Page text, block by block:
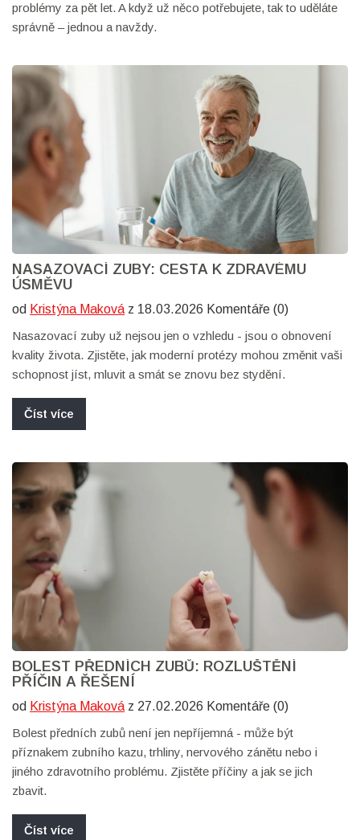
problémy za pět let. A když už něco potřebujete, tak to uděláte
správně – jednou a navždy.
NASAZOVACÍ ZUBY: CESTA K ZDRAVÉMU
ÚSMĚVU
od Kristýna Maková z 18.03.2026 Komentáře (0)
Nasazovací zuby už nejsou jen o vzhledu - jsou o obnovení
kvality života. Zjistěte, jak moderní protézy mohou změnit vaši
schopnost jíst, mluvit a smát se znovu bez stydění.
Číst více
BOLEST PŘEDNÍCH ZUBŮ: ROZLUŠTĚNÍ
PŘÍČIN A ŘEŠENÍ
od Kristýna Maková z 27.02.2026 Komentáře (0)
Bolest předních zubů není jen nepříjemná - může být
příznakem zubního kazu, trhliny, nervového zánětu nebo i
jiného zdravotního problému. Zjistěte příčiny a jak se jich
zbavit.
Číst více